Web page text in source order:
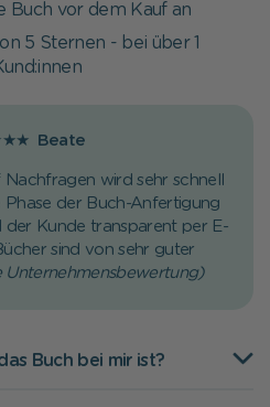
Buch vor dem Kauf an
5 Sternen - bei über 1
Beate
wird sehr schnell
der Buch-Anfertigung
der Kunde transparent per E-
sind von sehr guter
Unternehmensbewertung)
Buch bei mir ist?